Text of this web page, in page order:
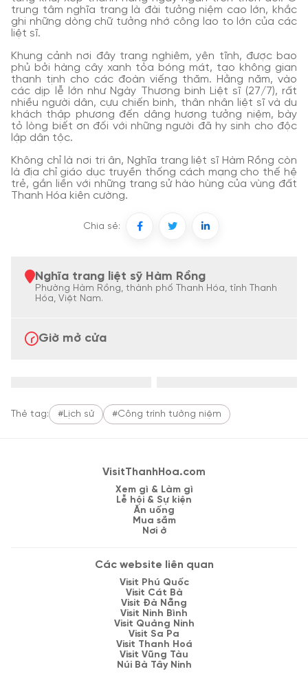
trung tâm nghĩa trang là đài tưởng niệm cao lớn, khắc
ghi những dòng chữ tưởng nhớ công lao to lớn của các
liệt sĩ.
Khung cảnh nơi đây trang nghiêm, yên tĩnh, được bao
phủ bởi hàng cây xanh tỏa bóng mát, tạo không gian
thanh tịnh cho các đoàn viếng thăm. Hằng năm, vào
các dịp lễ lớn như Ngày Thương binh Liệt sĩ (27/7), rất
nhiều người dân, cựu chiến binh, thân nhân liệt sĩ và du
khách thập phương đến dâng hương tưởng niệm, bày
tỏ lòng biết ơn đối với những người đã hy sinh cho độc
lập dân tộc.
Không chỉ là nơi tri ân, Nghĩa trang liệt sĩ Hàm Rồng còn
là địa chỉ giáo dục truyền thống cách mạng cho thế hệ
trẻ, gắn liền với những trang sử hào hùng của vùng đất
Thanh Hóa kiên cường.
Chia sẻ:
Nghĩa trang liệt sỹ Hàm Rồng
Phường Hàm Rồng, thành phố Thanh Hóa, tỉnh Thanh
Hóa, Việt Nam.
Giờ mở cửa
Thẻ tag: #Lịch sử #Công trình tưởng niệm
VisitThanhHoa.com
Xem gì & Làm gì
Lễ hội & Sự kiện
Ăn uống
Mua sắm
Nơi ở
Các website liên quan
Visit Phú Quốc
Visit Cát Bà
Visit Đà Nẵng
Visit Ninh Bình
Visit Quảng Ninh
Visit Sa Pa
Visit Thanh Hoá
Visit Vũng Tàu
Núi Bà Tây Ninh